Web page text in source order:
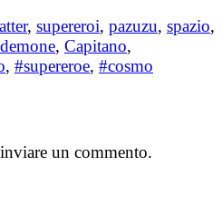
, supereroi, pazuzu, spazio,
demone, Capitano,
, #supereroe, #cosmo
un commento.